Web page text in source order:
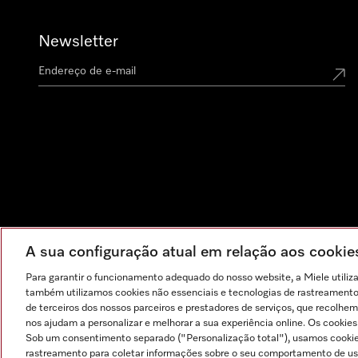
Newsletter
A sua configuração atual em relação aos
Para garantir o funcionamento adequado do nosso website, a Miele
também utilizamos cookies não essenciais e tecnologias de
de terceiros dos nossos parceiros e prestadores de serviços, que
nos ajudam a personalizar e melhorar a sua experiência online. Os
Sob um consentimento separado ("Personalização total"), usamos
rastreamento para coletar informações sobre o seu comportamento de